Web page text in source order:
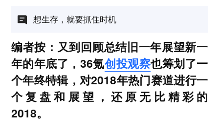
想生存，就要抓住时机
编者按：又到回顾总结旧一年展望新一
年的年底了，36氪创投观察也筹划了一
个年终特辑，对2018年热门赛道进行一
个复盘和展望，还原无比精彩的
2018。